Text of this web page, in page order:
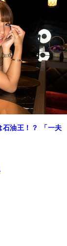
石油王！？ 「一夫